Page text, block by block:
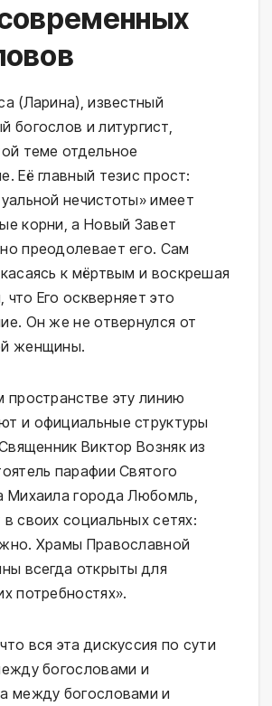
(Ларина), известный
богослов и литургист,
теме отдельное
Её главный тезис прост:
нечистоты» имеет
корни, а Новый Завет
преодолевает его. Сам
к мёртвым и воскрешая
что Его оскверняет это
Он же не отвернулся от
женщины.
пространстве эту линию
и официальные структуры
Виктор Возняк из
парафии Святого
Михаила города Любомль,
своих социальных сетях:
Храмы Православной
всегда открыты для
потребностях».
вся эта дискуссия по сути
богословами и
между богословами и